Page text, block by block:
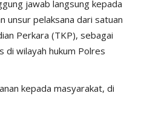
jawab langsung kepada
unsur pelaksana dari satuan
Perkara (TKP), sebagai
di wilayah hukum Polres
kepada masyarakat, di